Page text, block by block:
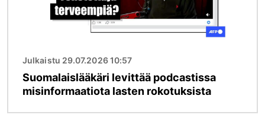
Julkaistu 29.07.2026 10:57
Suomalaislääkäri levittää podcastissa
misinformaatiota lasten rokotuksista